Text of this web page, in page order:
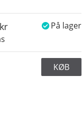
På lager
KØB